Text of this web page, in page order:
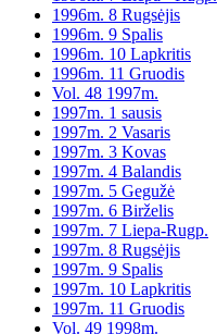
1996m. 8 Rugsėjis
1996m. 9 Spalis
1996m. 10 Lapkritis
1996m. 11 Gruodis
Vol. 48 1997m.
1997m. 1 sausis
1997m. 2 Vasaris
1997m. 3 Kovas
1997m. 4 Balandis
1997m. 5 Gegužė
1997m. 6 Birželis
1997m. 7 Liepa-Rugp.
1997m. 8 Rugsėjis
1997m. 9 Spalis
1997m. 10 Lapkritis
1997m. 11 Gruodis
Vol. 49 1998m.